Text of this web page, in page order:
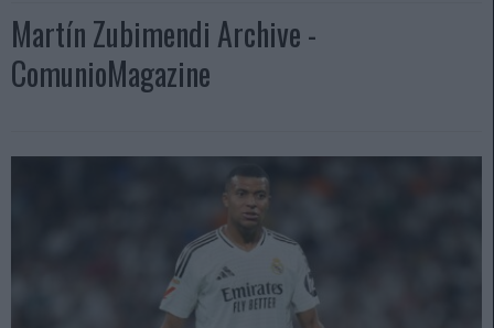
Martín Zubimendi Archive -
ComunioMagazine